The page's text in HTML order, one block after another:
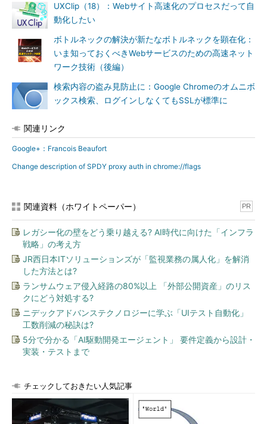
UXClip（18）：Webサイト高速化のプロセスだって自
動化したい
ボトルネックの解決が新たなボトルネックを顕在化：
いま知っておくべきWebサービスのための高速ネット
ワーク技術（後編）
検索内容の盗み見防止に：Google Chromeのオムニボ
ックス検索、ログインしなくてもSSLが標準に
関連リンク
Google+：Francois Beaufort
Change description of SPDY proxy auth in chrome://flags
関連資料（ホワイトペーパー） PR
レガシー化の壁をどう乗り越える? AI時代に向けた「インフラ
戦略」の考え方
JR西日本ITソリューションズが「監視業務の属人化」を解消
した方法とは?
ランサムウェア侵入経路の80%以上 「外部公開資産」のリス
クにどう対処する?
ニデックアドバンステクノロジーに学ぶ「UIテスト自動化」
工数削減の秘訣は?
5分で分かる「AI駆動開発エージェント」 要件定義から設計・
実装・テストまで
チェックしておきたい人気記事